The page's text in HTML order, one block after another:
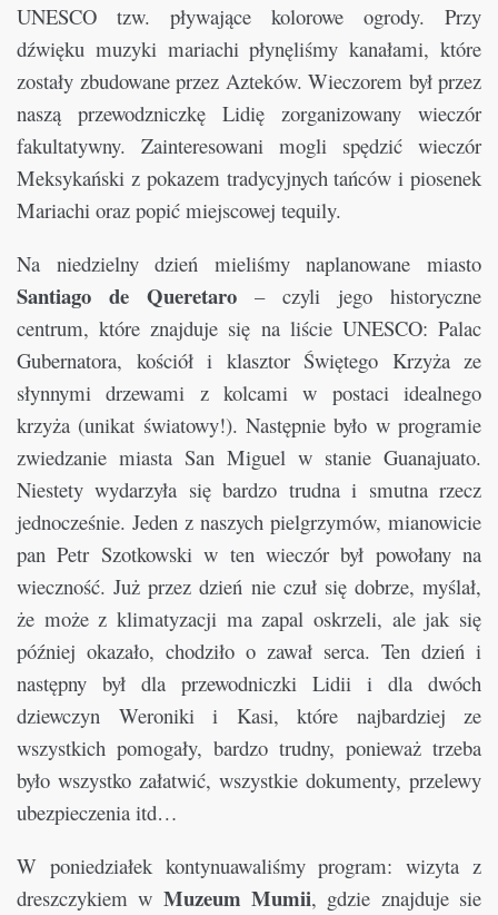
UNESCO tzw. pływające kolorowe ogrody. Przy
dźwięku muzyki mariachi płynęliśmy kanałami, które
zostały zbudowane przez Azteków. Wieczorem był przez
naszą przewodzniczkę Lidię zorganizowany wieczór
fakultatywny. Zainteresowani mogli spędzić wieczór
Meksykański z pokazem tradycyjnych tańców i piosenek
Mariachi oraz popić miejscowej tequily.
Na niedzielny dzień mieliśmy naplanowane miasto
Santiago de Queretaro – czyli jego historyczne
centrum, które znajduje się na liście UNESCO: Palac
Gubernatora, kościół i klasztor Świętego Krzyża ze
słynnymi drzewami z kolcami w postaci idealnego
krzyża (unikat światowy!). Następnie było w programie
zwiedzanie miasta San Miguel w stanie Guanajuato.
Niestety wydarzyła się bardzo trudna i smutna rzecz
jednocześnie. Jeden z naszych pielgrzymów, mianowicie
pan Petr Szotkowski w ten wieczór był powołany na
wieczność. Już przez dzień nie czuł się dobrze, myślał,
że może z klimatyzacji ma zapal oskrzeli, ale jak się
później okazało, chodziło o zawał serca. Ten dzień i
następny był dla przewodniczki Lidii i dla dwóch
dziewczyn Weroniki i Kasi, które najbardziej ze
wszystkich pomogały, bardzo trudny, ponieważ trzeba
było wszystko załatwić, wszystkie dokumenty, przelewy
ubezpieczenia itd…
W poniedziałek kontynuawaliśmy program: wizyta z
dreszczykiem w Muzeum Mumii, gdzie znajduje sie